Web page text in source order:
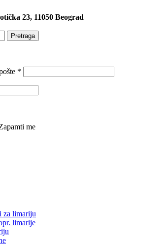
23, 11050 Beograd
Pretraga
*
me
za limariju
limarije